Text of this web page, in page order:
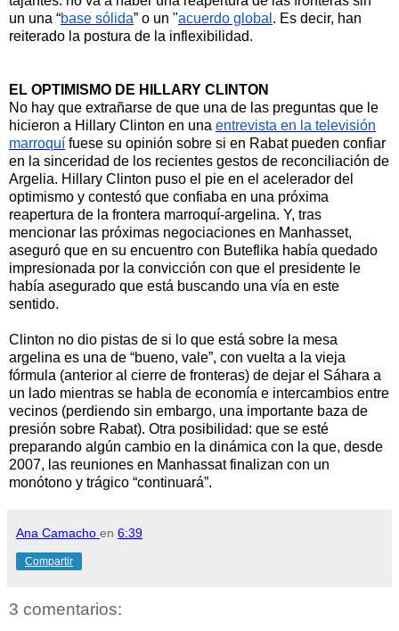
un una “base sólida” o un "acuerdo global . Es decir, han
reiterado la postura de la inflexibilidad.
EL OPTIMISMO DE HILLARY CLINTON
No hay que extrañarse de que una de las preguntas que le
hicieron a Hillary Clinton en una entrevista en la televisión
marroquí fuese su opinión sobre si en Rabat pueden confiar
en la sinceridad de los recientes gestos de reconciliación de
Argelia. Hillary Clinton puso el pie en el acelerador del
optimismo y contestó que confiaba en una próxima
reapertura de la frontera marroquí-argelina. Y, tras
mencionar las próximas negociaciones en Manhasset,
aseguró que en su encuentro con Buteflika había quedado
impresionada por la convicción con que el presidente le
había asegurado que está buscando una vía en este
sentido.
Clinton no dio pistas de si lo que está sobre la mesa
argelina es una de “bueno, vale”, con vuelta a la vieja
fórmula (anterior al cierre de fronteras) de dejar el Sáhara a
un lado mientras se habla de economía e intercambios entre
vecinos (perdiendo sin embargo, una importante baza de
presión sobre Rabat). Otra posibilidad: que se esté
preparando algún cambio en la dinámica con la que, desde
2007, las reuniones en Manhassat finalizan con un
monótono y trágico “continuará”.
Ana Camacho en 6:39
Compartir
3 comentarios: